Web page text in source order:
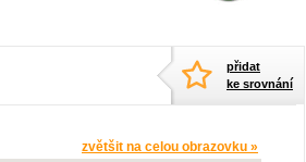
přidat
ke srovnání
zvětšit na celou obrazovku »